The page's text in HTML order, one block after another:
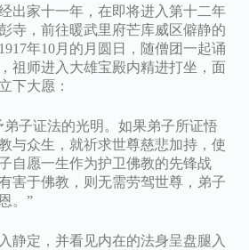
出家十一年，在即将进入第十二年
寺，前往暖武里府芒库威区僻静的
年10月的月圆日，随僧团一起诵
祖师进入大雄宝殿内精进打坐，面
下大愿：
子证法的光明。如果弟子所证悟
与众生，就祈求世尊慈悲加持，使
自愿一生作为护卫佛教的先锋战
害于佛教，则无需劳驾世尊，弟子
。”
静定，并看见内在的法身呈盘腿入